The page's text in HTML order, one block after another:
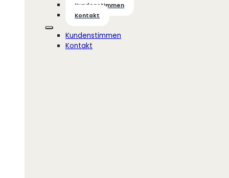
Kundenstimmen
Kontakt
Kundenstimmen
Kontakt